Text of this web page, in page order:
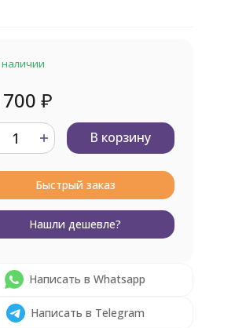
₽
В корзину
Быстрый заказ
Нашли дешевле?
Написать в Whatsapp
Написать в Telegram